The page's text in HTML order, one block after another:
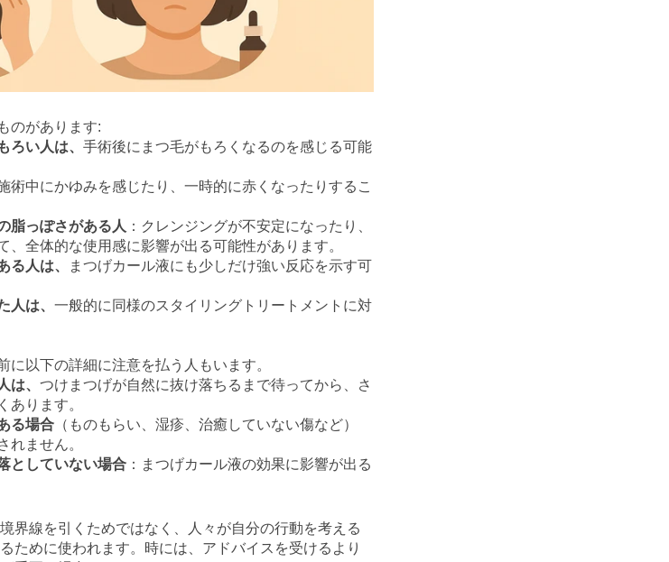
のがあります:
ろい人は、 手術後にまつ毛がもろくなるのを感じる可能
術中にかゆみを感じたり、一時的に赤くなったりするこ
脂っぽさがある人 ：クレンジングが不安定になったり、
、全体的な使用感に影響が出る可能性があります。
る人は、
まつげカール液にも少しだけ強い反応を示す可
人は、 一般的に同様のスタイリングトリートメントに対
以下の詳細に注意を払う人もいます。
は、 つけまつげが自然に抜け落ちるまで待ってから、さ
あります。
る場合（ものもらい、湿疹、治癒していない傷など）
れません。
としていない場合：まつげカール液の効果に影響が出る
界線を引くためではなく、人々が自分の行動を考える
ために使われます。時には、アドバイスを受けるより